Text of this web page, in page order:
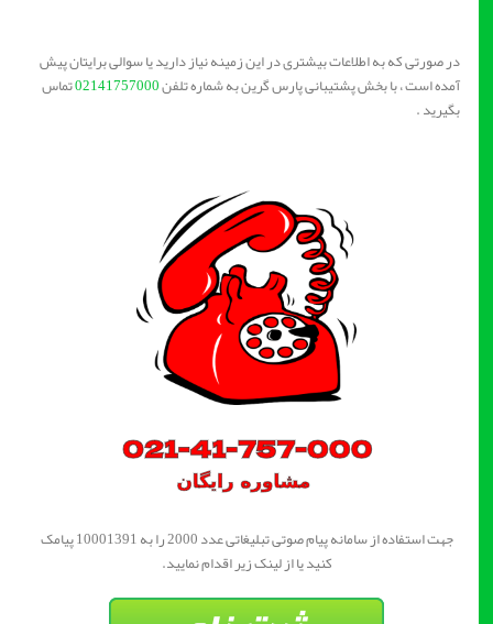
در صورتی که به اطلاعات بیشتری در این زمینه نیاز دارید یا سوالی برایتان پیش
آمده است ، با بخش پشتیبانی پارس گرین به شماره تلفن02141757000تماس
بگیرید .
جهت استفاده از سامانه پیام صوتی تبلیغاتی عدد 2000 را به 10001391 پیامک
کنید یا از لینک زیر اقدام نمایید.